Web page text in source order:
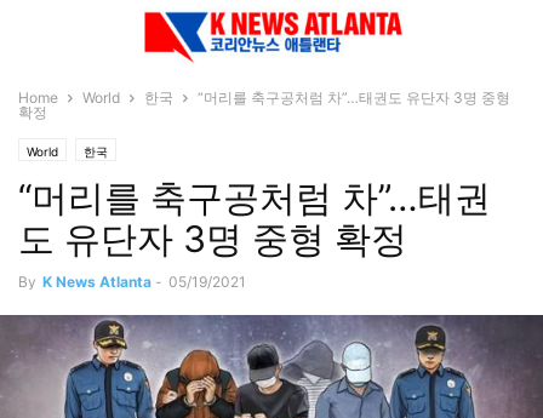
Home World 한국
“머리를 축구공처럼 차”…태권도 유단자 3명 중형
확정
World 한국
“머리를 축구공처럼 차”…태권
도 유단자 3명 중형 확정
By K News Atlanta - 05/19/2021